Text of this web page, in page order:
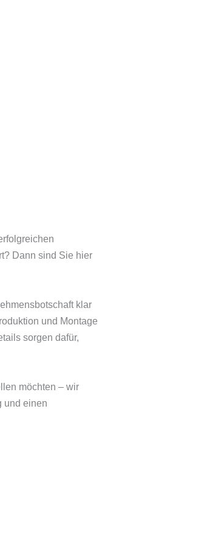
Dann sind Sie hier
klar
und Montage
sorgen dafür,
möchten – wir
und einen